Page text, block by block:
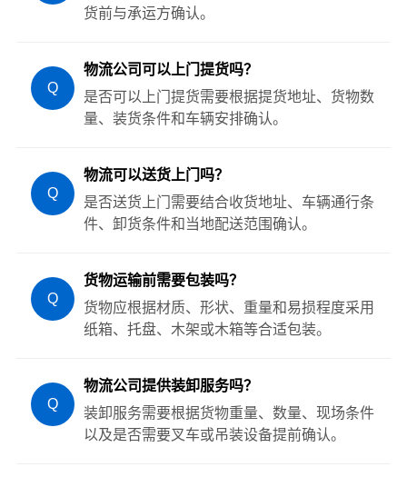
货前与承运方确认。
Q
物流公司可以上门提货吗？
是否可以上门提货需要根据提货地址、货物数
量、装货条件和车辆安排确认。
Q
物流可以送货上门吗？
是否送货上门需要结合收货地址、车辆通行条
件、卸货条件和当地配送范围确认。
Q
货物运输前需要包装吗？
货物应根据材质、形状、重量和易损程度采用
纸箱、托盘、木架或木箱等合适包装。
Q
物流公司提供装卸服务吗？
装卸服务需要根据货物重量、数量、现场条件
以及是否需要叉车或吊装设备提前确认。